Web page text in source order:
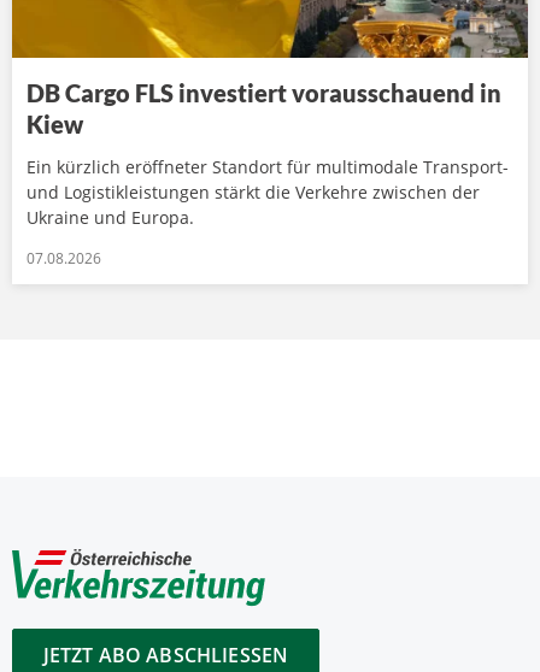
DB Cargo FLS investiert vorausschauend in
Kiew
Ein kürzlich eröffneter Standort für multimodale Transport-
und Logistikleistungen stärkt die Verkehre zwischen der
Ukraine und Europa.
07.08.2026
JETZT ABO ABSCHLIESSEN